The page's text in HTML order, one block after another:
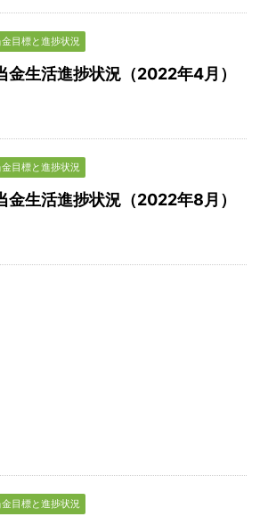
目標と進捗状況
金生活進捗状況（2022年4月）
目標と進捗状況
金生活進捗状況（2022年8月）
目標と進捗状況